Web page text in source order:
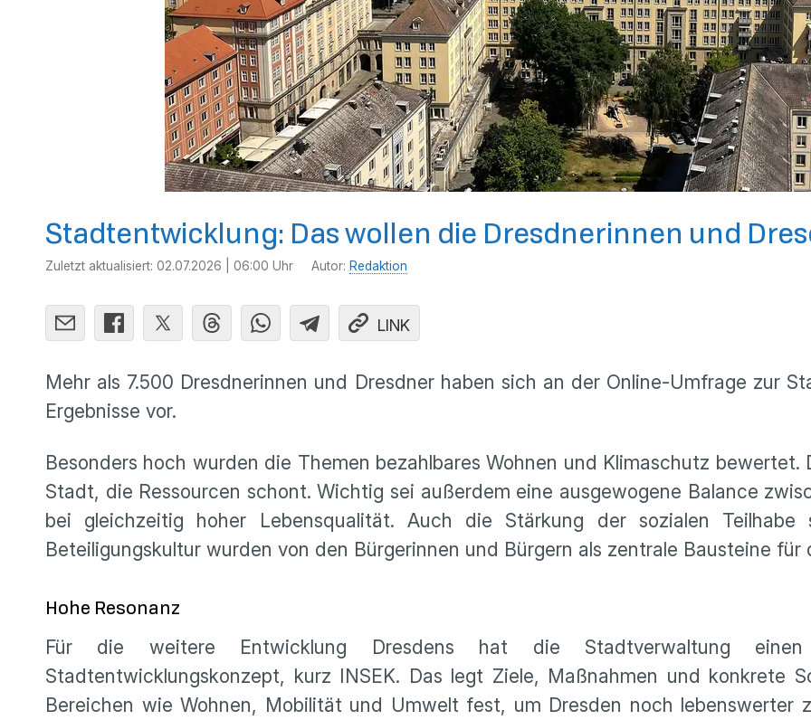
Stadtentwicklung: Das wollen die Dresdnerinnen und
Zuletzt aktualisiert: 02.07.2026 | 06:00 Uhr Autor: Redaktion
LINK
Mehr als 7.500 Dresdnerinnen und Dresdner haben sich an der Online-Umfrage zur
Ergebnisse vor.
Besonders hoch wurden die Themen bezahlbares Wohnen und Klimaschutz
Stadt, die Ressourcen schont. Wichtig sei außerdem eine ausgewogene Balance
bei gleichzeitig hoher Lebensqualität. Auch die Stärkung der sozialen
Beteiligungskultur wurden von den Bürgerinnen und Bürgern als zentrale Bausteine
Hohe Resonanz
Für die weitere Entwicklung Dresdens hat die Stadtverwaltung
Stadtentwicklungskonzept, kurz INSEK. Das legt Ziele, Maßnahmen und konkrete
Bereichen wie Wohnen, Mobilität und Umwelt fest, um Dresden noch lebenswerter